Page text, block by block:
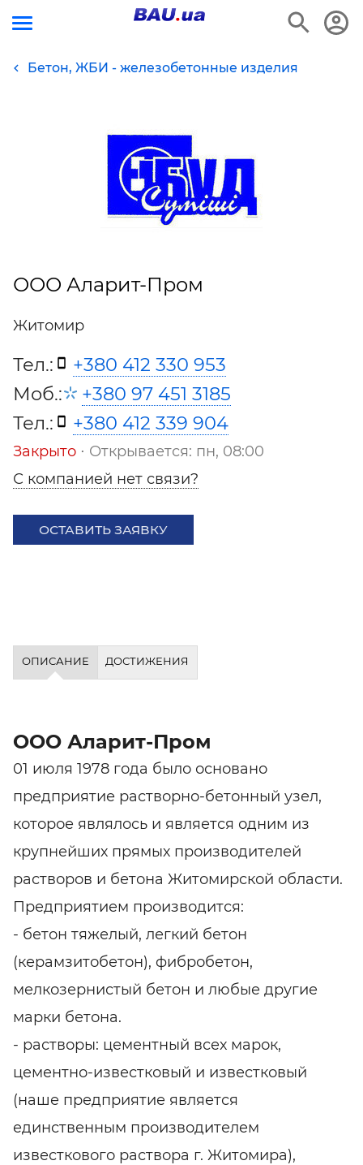
Бетон, ЖБИ - железобетонные изделия
ООО Аларит-Пром
Житомир
Тел.:
+380 412 330 953
Моб.:
+380 97 451 3185
Тел.:
+380 412 339 904
Закрыто ⋅ Открывается: пн, 08:00
С компанией нет связи?
ОСТАВИТЬ ЗАЯВКУ
ОПИСАНИЕ ДОСТИЖЕНИЯ
ООО Аларит-Пром
01 июля 1978 года было основано
предприятие растворно-бетонный узел,
которое являлось и является одним из
крупнейших прямых производителей
растворов и бетона Житомирской области.
Предприятием производится:
- бетон тяжелый, легкий бетон
(керамзитобетон), фибробетон,
мелкозернистый бетон и любые другие
марки бетона.
- растворы: цементный всех марок,
цементно-известковый и известковый
(наше предприятие является
единственным производителем
известкового раствора г. Житомира),